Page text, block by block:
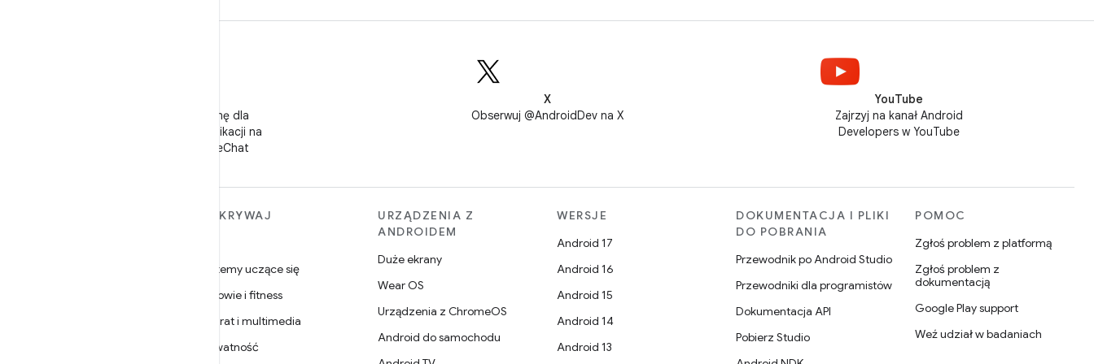
Obserwuj stronę dla
deweloperów aplikacji na
Androida w WeChat
X
Obserwuj @AndroidDev na X
YouTube
Zajrzyj na kanał Android
Developers w YouTube
ODKRYWAJ
Systemy uczące się
Zdrowie i fitness
Aparat i multimedia
Prywatność
URZĄDZENIA Z
ANDROIDEM
Duże ekrany
Wear OS
Urządzenia z ChromeOS
Android do samochodu
WERSJE
Android 17
Android 16
Android 15
Android 14
Android 13
DOKUMENTACJA I PLIKI
DO POBRANIA
Przewodnik po Android Studio
Przewodniki dla programistów
Dokumentacja API
Pobierz Studio
POMOC
Zgłoś problem z platformą
Zgłoś problem z
dokumentacją
Google Play support
Weź udział w badaniach